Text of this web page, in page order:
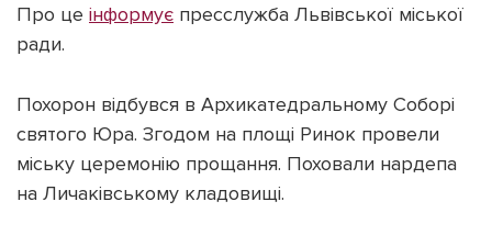
Політика конфіденційності
Про це інформує пресслужба Львівської міської
ради.
Похорон відбувся в Архикатедральному Соборі
святого Юра. Згодом на площі Ринок провели
міську церемонію прощання. Поховали нардепа
на Личаківському кладовищі.